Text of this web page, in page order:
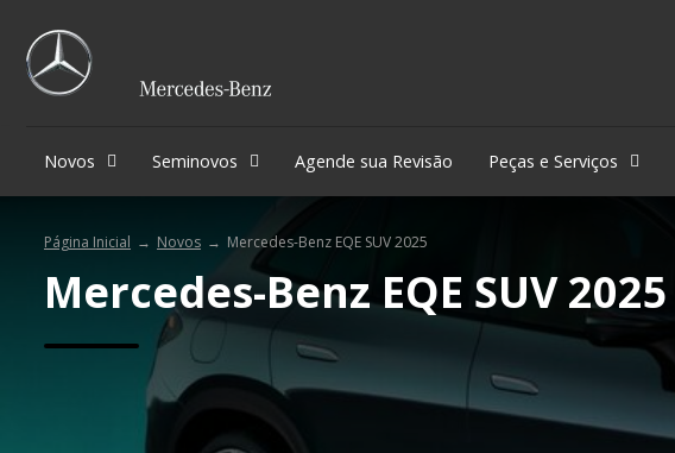
Novos Seminovos Agende sua Revisão Peças e Serviços
Página Inicial Novos Mercedes-Benz EQE SUV 2025
Mercedes-BenzEQE SUV 2025